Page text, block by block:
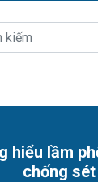
hiểu lầm
chống sét